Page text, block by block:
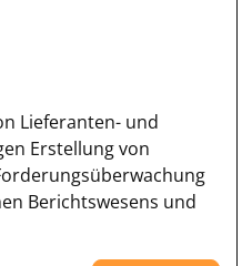
Lieferanten- und
Erstellung von
Berichtswesens und